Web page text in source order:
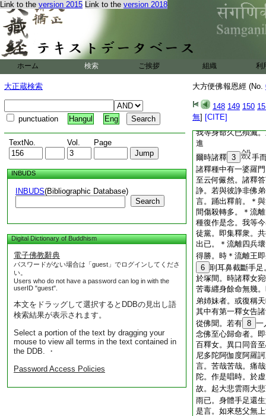
Link to the version 2015 Link to the version 2018
ホーム 検索 ご挨拶 組織 利
大正蔵検索
punctuation Hangul Eng
TextNo. Vol. Page
INBUDS
INBUDS(Bibliographic Database)
Search
Digital Dictionary of Buddhism
電子佛教辭典
パスワードがない場合は「guest」でログインしてくださ
い。
Users who do not have a password can log in with the
userID "guest".
本文をドラッグして選択するとDDBの見出し語
検索結果が表示されます。
Select a portion of the text by dragging your
mouse to view all terms in the text contained in
the DDB. ・
Password Access Policies
大方便佛報恩經 (No.
148 149 150
無] [CITE]
應恐怖令彼退散。
共射之令箭莫傷。
四十里挽弓射之。
流離王見是事已。
危害。爾時諸釋復
所著鎧仗鉀鉀斷壞裸
心懷怖懼。即集諸
不全濟。中有第一
皆佛弟子。持不殺
我等身命久已殞滅
進
爾時諸釋 3
手
諸釋種中有一婆羅
至云何儼然。諸釋
諍。若與彼諍非佛
言。踊出釋前。＊
間傷殺轉多。＊流
種復作是念。我等
徒黨。即集釋衆。
出已。＊流離四兵
得勝。時＊流離王
6 刵耳鼻截斷手
於塚間。時諸釋女
苦毒纒身餘命無幾
弟姉妹者。或復稱
其中有第一釋女告
從佛聞。若有 8 一
念佛至心歸命者。
百釋女。異口同音
尼多陀阿伽度阿羅
言。苦哉苦哉。痛
陀。作是唱時。於
故。起大悲雲雨大
雨已。身體手足還
是言。如來慈父無